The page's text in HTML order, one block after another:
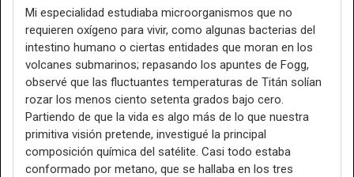
Mi especialidad estudiaba microorganismos que no
requieren oxígeno para vivir, como algunas bacterias del
intestino humano o ciertas entidades que moran en los
volcanes submarinos; repasando los apuntes de Fogg,
observé que las fluctuantes temperaturas de Titán solían
rozar los menos ciento setenta grados bajo cero.
Partiendo de que la vida es algo más de lo que nuestra
primitiva visión pretende, investigué la principal
composición química del satélite. Casi todo estaba
conformado por metano, que se hallaba en los tres